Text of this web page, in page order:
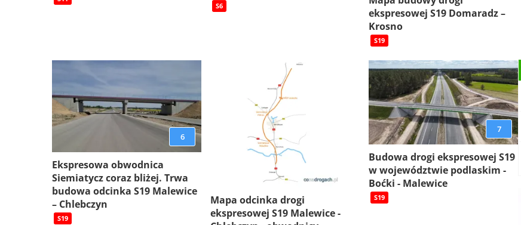
S6
ekspresowej S19 Domaradz –
Krosno
S19
6
Ekspresowa obwodnica
Siemiatycz coraz bliżej. Trwa
budowa odcinka S19 Malewice
– Chlebczyn
S19
Mapa odcinka drogi
ekspresowej S19 Malewice -
7
Budowa drogi ekspresowej S19
w województwie podlaskim -
Boćki - Malewice
S19